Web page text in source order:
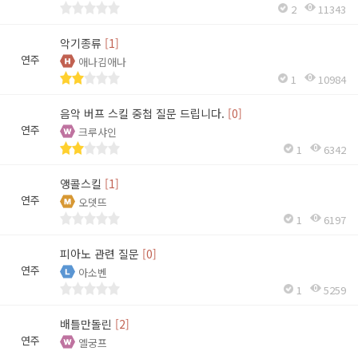
2
11343
연주
악기종류 [1]
애나김애나
1
10984
연주
음악 버프 스킬 중첩 질문 드립니다. [0]
크루샤인
1
6342
연주
앵콜스킬 [1]
오뎃뜨
1
6197
연주
피아노 관련 질문 [0]
아소벤
1
5259
연주
배틀만돌린 [2]
옐궁프